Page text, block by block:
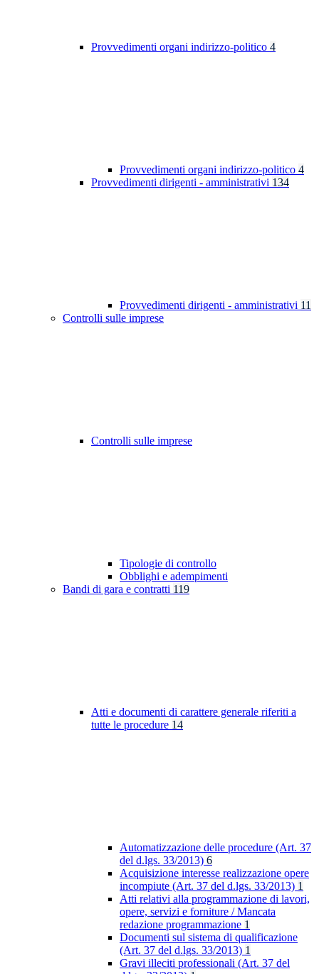
Provvedimenti organi indirizzo-politico 4
Provvedimenti organi indirizzo-politico 4
Provvedimenti dirigenti - amministrativi 134
Provvedimenti dirigenti - amministrativi 11
Controlli sulle imprese
Controlli sulle imprese
Tipologie di controllo
Obblighi e adempimenti
Bandi di gara e contratti 119
Atti e documenti di carattere generale riferiti a
tutte le procedure 14
Automatizzazione delle procedure (Art. 37
del d.lgs. 33/2013) 6
Acquisizione interesse realizzazione opere
incompiute (Art. 37 del d.lgs. 33/2013) 1
Atti relativi alla programmazione di lavori,
opere, servizi e forniture / Mancata
redazione programmazione 1
Documenti sul sistema di qualificazione
(Art. 37 del d.lgs. 33/2013) 1
Gravi illeciti professionali (Art. 37 del